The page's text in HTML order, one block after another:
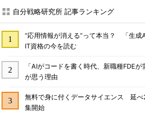
自分戦略研究所 記事ランキング
“応用情報が消える”って本当？ 「生
IT資格の今を読む
「AIがコードを書く時代、新職種FDE
が思う理由
無料で身に付くデータサイエンス 延べ
集開始